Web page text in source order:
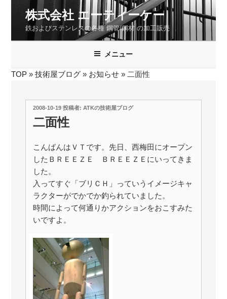
ン
ス
株式会社 エーティーケー
鉄およびステンレスの各種 鋼管/鋼材 の加工販売
メニュー
TOP » 技術屋ブログ » お知らせ » 二面性
投
稿
日:
2008-10-19投稿者: ATKの技術屋ブログ
二面性
こんばんはＶＴです。先日、西梅田にオープン
したＢＲＥＥＺＥ ＢＲＥＥＺＥにいってきま
した。
入ってすぐ「ブリＣＨ」っていうイメージキャ
ラクターがでかでか釣られていました。
時間によって何通りかアクションをおこすみた
いですよ。